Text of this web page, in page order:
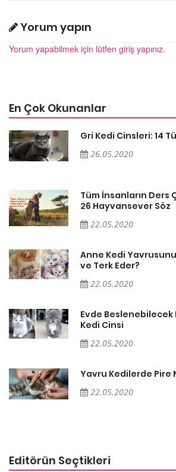
Yorum yapın
Yorum yapabilmek için lütfen giriş yapınız.
En Çok Okunanlar
Gri Kedi Cinsleri: 14
26.05.2020
Tüm İnsanların Ders
26 Hayvansever Söz
22.05.2020
Anne Kedi
ve Terk Eder?
22.05.2020
Evde Beslenebilecek
Kedi Cinsi
22.05.2020
Yavru Kedilerde Pire
22.05.2020
Editörün Seçtikleri